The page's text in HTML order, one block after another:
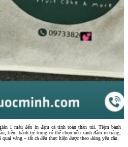
1 màu đến in đậm cá tính toàn thân túi. Tiệm bánh
tiệm bánh trẻ trung có thể chọn nền xanh đậm in trắng;
vàng – tất cả đều thực hiện được theo đúng yêu cầu.